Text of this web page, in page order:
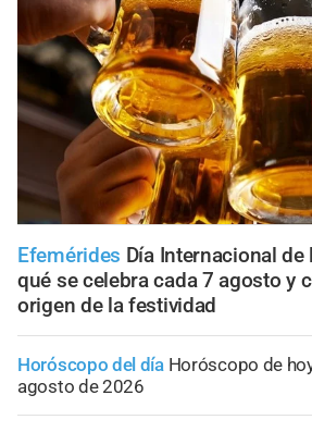
Efemérides Día Internacional de
qué se celebra cada 7 agosto y
origen de la festividad
Horóscopo del día Horóscopo de
agosto de 2026